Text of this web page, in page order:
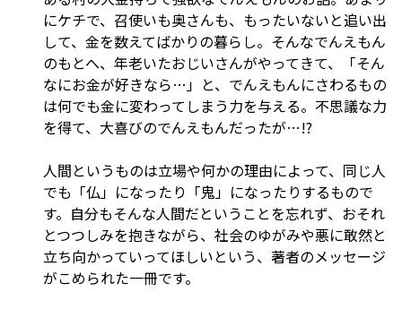
にケチで、召使いも奥さんも、もったいないと追い出
して、金を数えてばかりの暮らし。そんなでんえもん
のもとへ、年老いたおじいさんがやってきて、「そん
なにお金が好きなら…」と、でんえもんにさわるもの
は何でも金に変わってしまう力を与える。不思議な力
を得て、大喜びのでんえもんだったが…!?
人間というものは立場や何かの理由によって、同じ人
でも「仏」になったり「鬼」になったりするもので
す。自分もそんな人間だということを忘れず、おそれ
とつつしみを抱きながら、社会のゆがみや悪に敢然と
立ち向かっていってほしいという、著者のメッセージ
がこめられた一冊です。